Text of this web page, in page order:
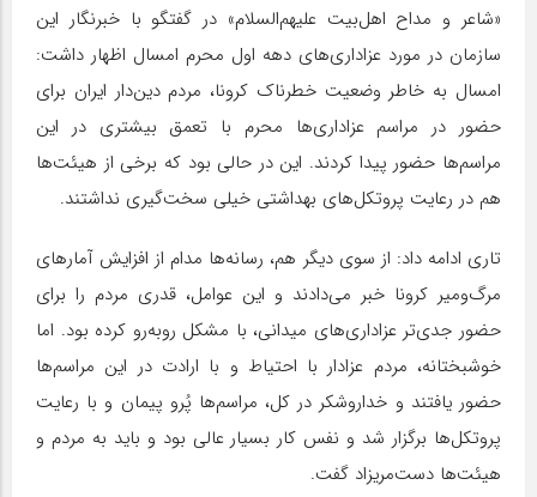
«شاعر و مداح اهل‌بیت علیهم‌السلام» در گفتگو با خبرنگار این
سازمان در مورد عزاداری‌های دهه اول محرم امسال اظهار داشت:
امسال به خاطر وضعیت خطرناک کرونا، مردم دین‌دار ایران برای
حضور در مراسم عزاداری‌ها محرم با تعمق بیشتری در این
مراسم‌ها حضور پیدا کردند. این در حالی بود که برخی از هیئت‌ها
هم در رعایت پروتکل‌های بهداشتی خیلی سخت‌گیری نداشتند.
تاری ادامه داد: از سوی دیگر هم، رسانه‌ها مدام از افزایش آمارهای
مرگ‌ومیر کرونا خبر می‌دادند و این عوامل، قدری مردم را برای
حضور جدی‌تر عزاداری‌های میدانی، با مشکل روبه‌رو کرده بود. اما
خوشبختانه، مردم عزادار با احتیاط و با ارادت در این مراسم‌ها
حضور یافتند و خداروشکر در کل، مراسم‌ها پُرو پیمان و با رعایت
پروتکل‌ها برگزار شد و نفس کار بسیار عالی بود و باید به مردم و
هیئت‌ها دست‌مریزاد گفت.